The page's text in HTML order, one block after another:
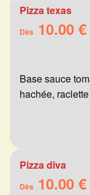
Pizza texas
Dès 10.00 €
Base sauce
hachée, raclette
Pizza diva
Dès 10.00 €